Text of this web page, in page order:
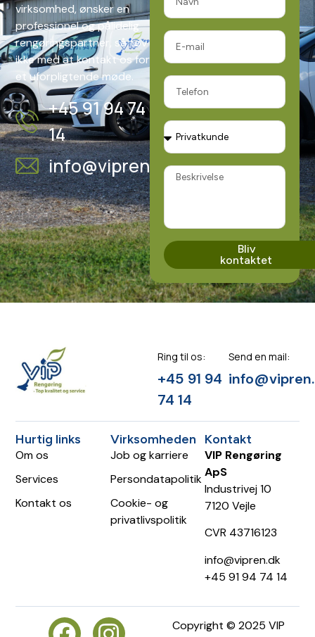
virksomhed, ønsker en
professionel og pålidelig
rengøringspartner, så tøv
ikke med at kontakt os for
et uforpligtende møde.
+45 91 94 74
14
info@vipren.dk
Bliv
kontaktet
Ring til os:
+45 91 94
74 14
Send en mail:
Hurtig links
Om os
Services
Kontakt os
Virksomheden
Job og karriere
Persondatapolitik
Cookie- og
privatlivspolitik
Kontakt
VIP Rengøring
ApS
Industrivej 10
7120 Vejle
CVR 43716123
info@vipren.dk
+45 91 94 74 14
Copyright © 2025 VIP